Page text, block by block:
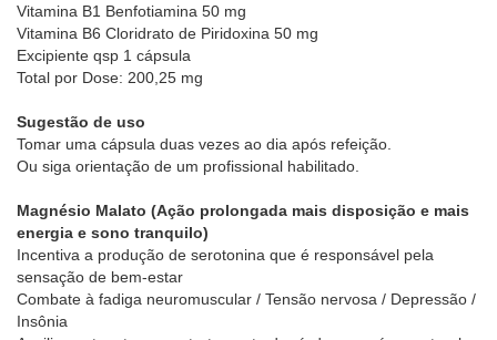
Vitamina B1 Benfotiamina 50 mg
Vitamina B6 Cloridrato de Piridoxina 50 mg
Excipiente qsp 1 cápsula
Total por Dose: 200,25 mg
Sugestão de uso
Tomar uma cápsula duas vezes ao dia após refeição.
Ou siga orientação de um profissional habilitado.
Magnésio Malato (Ação prolongada mais disposição e mais
energia e sono tranquilo)
Incentiva a produção de serotonina que é responsável pela
sensação de bem-estar
Combate à fadiga neuromuscular / Tensão nervosa / Depressão /
Insônia